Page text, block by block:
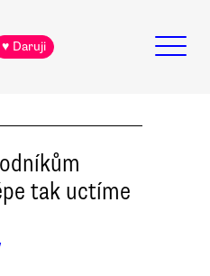
♥ Daruji
tak uctíme